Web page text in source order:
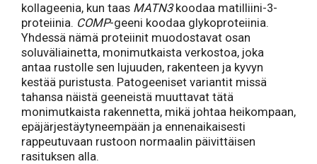
kollageenia, kun taas MATN3koodaa matilliini-3-
proteiinia. COMP-geeni koodaa glykoproteiinia.
Yhdessä nämä proteiinit muodostavat osan
soluväliainetta, monimutkaista verkostoa, joka
antaa rustolle sen lujuuden, rakenteen ja kyvyn
kestää puristusta. Patogeeniset variantit missä
tahansa näistä geeneistä muuttavat tätä
monimutkaista rakennetta, mikä johtaa heikompaan,
epäjärjestäytyneempään ja ennenaikaisesti
rappeutuvaan rustoon normaalin päivittäisen
rasituksen alla.